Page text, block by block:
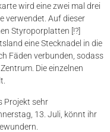
wird eine zwei mal drei
verwendet. Auf dieser
Styroporplatten [!?]
eine Stecknadel in die
Fäden verbunden, sodass
Die einzelnen
Projekt sehr
13. Juli, könnt ihr